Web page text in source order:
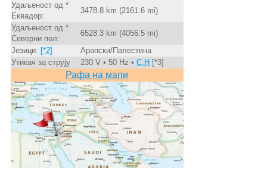
Удаљеност од *
Еквадор:
3478.8 km (2161.6 mi)
Удаљеност од *
Северни пол:
6528.3 km (4056.5 mi)
Језици: [*2]
Арапски/Палестина
Утикач за струју
230 V • 50 Hz • C,H [*3]
Рафа на мапи